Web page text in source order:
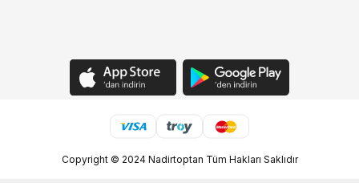
Copyright © 2024 Nadirtoptan Tüm Hakları Saklıdır